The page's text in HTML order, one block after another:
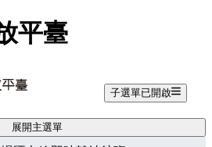
平臺
子選單已開啟
展開主選單